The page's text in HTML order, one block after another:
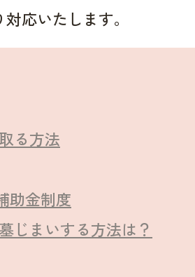
応いたします。
る方法
助金制度
じまいする方法は？